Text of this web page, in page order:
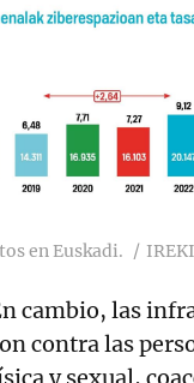
en Euskadi.
cambio, las
contra las
y sexual,